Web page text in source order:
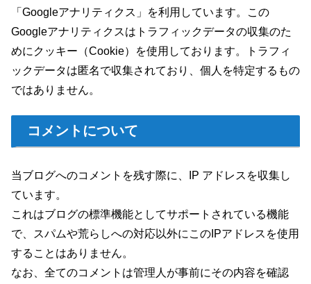
「Googleアナリティクス」を利用しています。この
Googleアナリティクスはトラフィックデータの収集のた
めにクッキー（Cookie）を使用しております。トラフィ
ックデータは匿名で収集されており、個人を特定するもの
ではありません。
コメントについて
当ブログへのコメントを残す際に、IP アドレスを収集し
ています。
これはブログの標準機能としてサポートされている機能
で、スパムや荒らしへの対応以外にこのIPアドレスを使用
することはありません。
なお、全てのコメントは管理人が事前にその内容を確認